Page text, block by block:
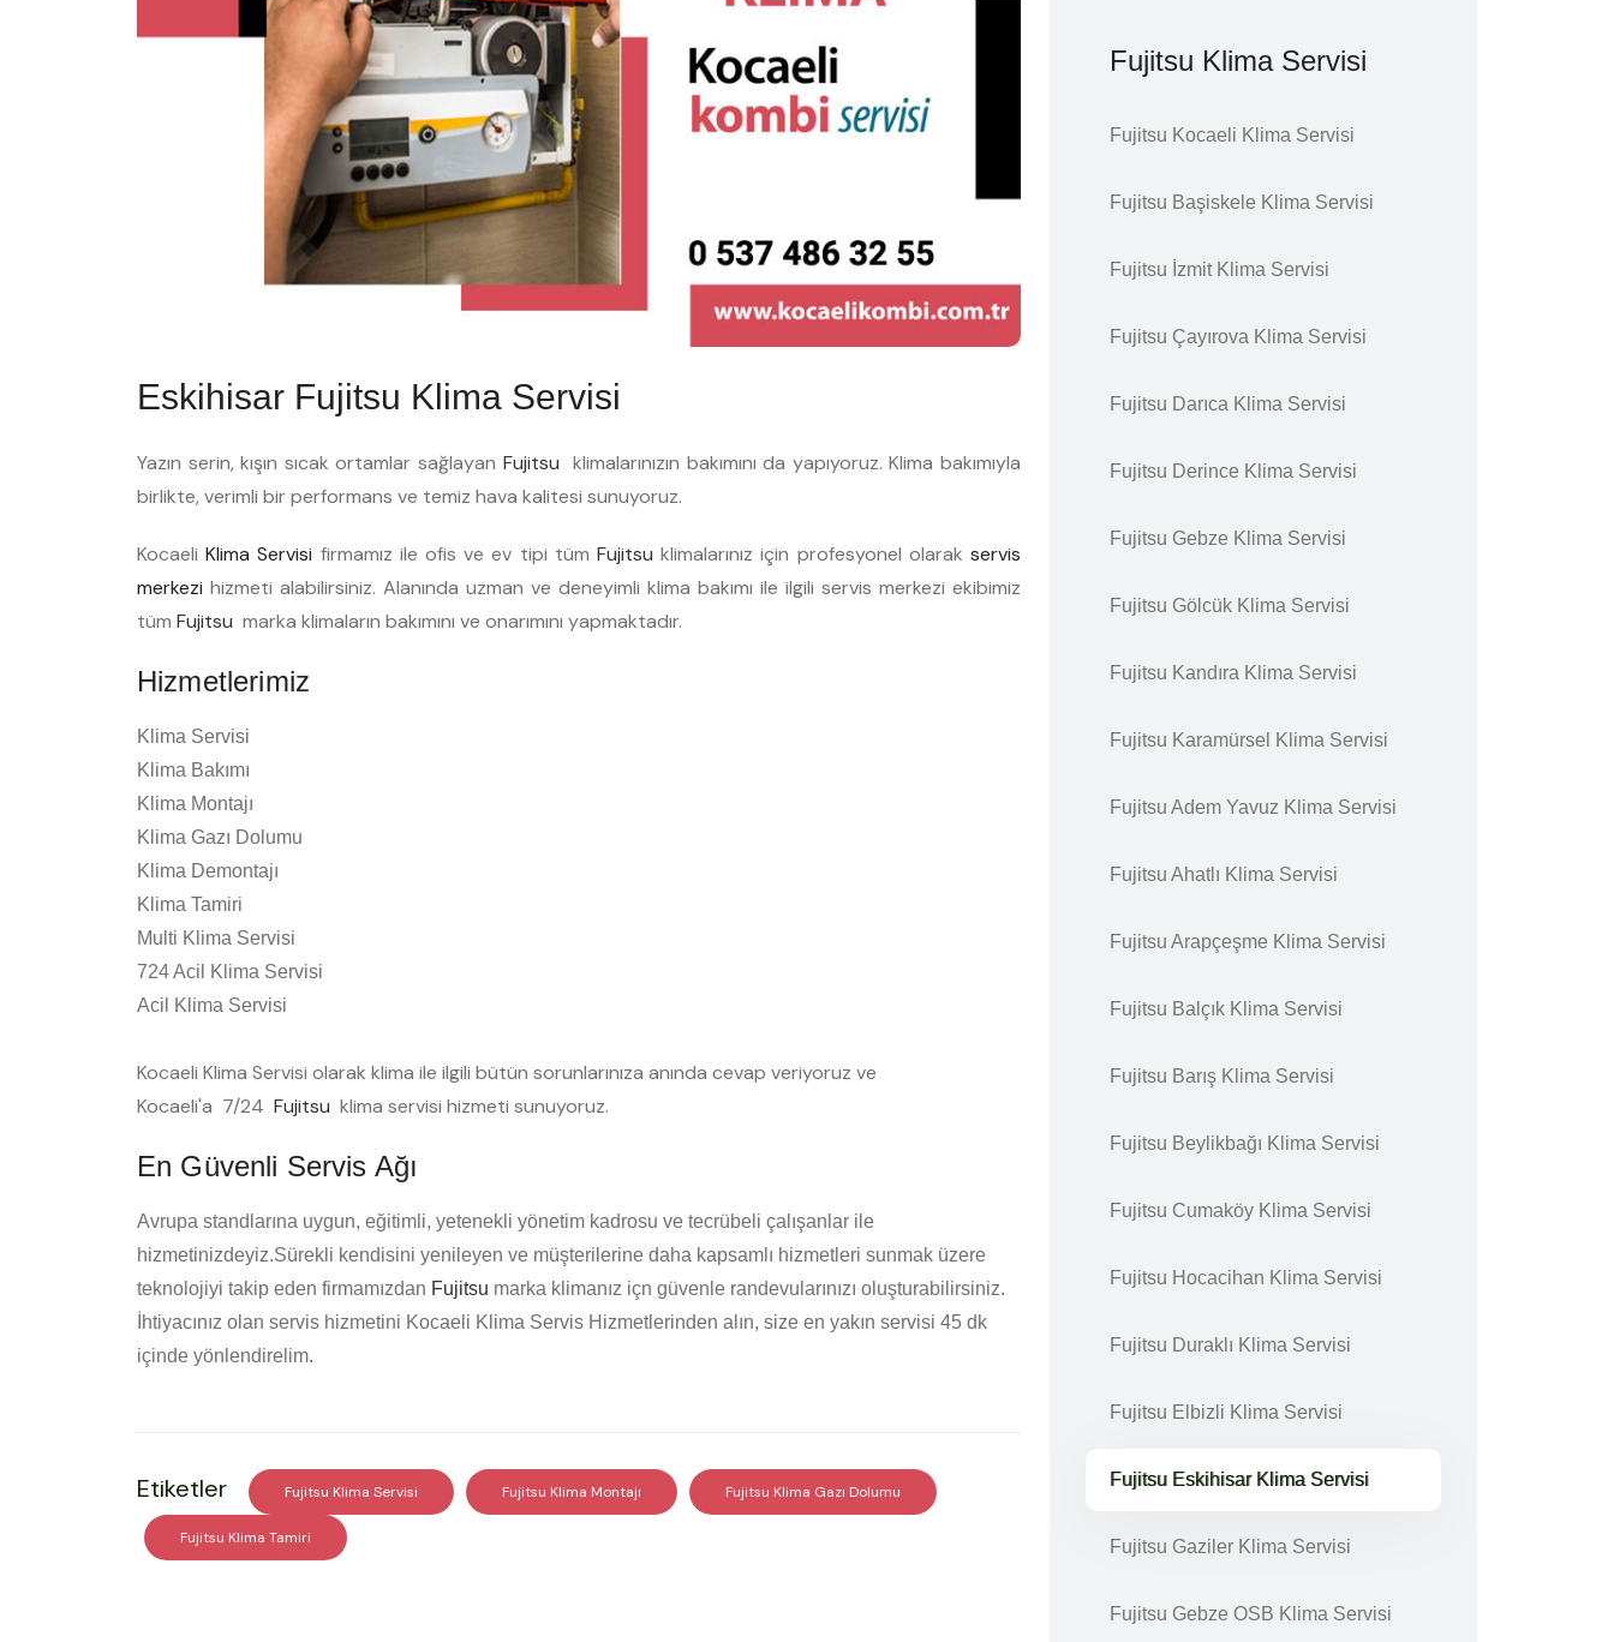
Eskihisar Fujitsu Klima Servisi
Yazın serin, kışın sıcak ortamlar sağlayan Fujitsu klimalarınızın bakımını da yapıyoruz. Klima bakımıyla
birlikte, verimli bir performans ve temiz hava kalitesi sunuyoruz.
KocaeliKlima Servisi firmamız ile ofis ve ev tipi tümFujitsuklimalarınız için profesyonel olarakservis
merkezi hizmeti alabilirsiniz. Alanında uzman ve deneyimli klima bakımı ile ilgili servis merkezi ekibimiz
tüm Fujitsu marka klimaların bakımını ve onarımını yapmaktadır.
Hizmetlerimiz
Klima Servisi
Klima Bakımı
Klima Montajı
Klima Gazı Dolumu
Klima Demontajı
Klima Tamiri
Multi Klima Servisi
724 Acil Klima Servisi
Acil Klima Servisi
Kocaeli Klima Servisi olarak klima ile ilgili bütün sorunlarınıza anında cevap veriyoruz ve
Kocaeli'a 7/24 Fujitsu klima servisi hizmeti sunuyoruz.
En Güvenli Servis Ağı
Avrupa standlarına uygun, eğitimli, yetenekli yönetim kadrosu ve tecrübeli çalışanlar ile
hizmetinizdeyiz.Sürekli kendisini yenileyen ve müşterilerine daha kapsamlı hizmetleri sunmak üzere
teknolojiyi takip eden firmamızdan Fujitsu marka klimanız içn güvenle randevularınızı oluşturabilirsiniz.
İhtiyacınız olan servis hizmetini Kocaeli Klima Servis Hizmetlerinden alın, size en yakın servisi 45 dk
içinde yönlendirelim.
Etiketler Fujitsu Klima Servisi Fujitsu Klima Montajı Fujitsu Klima Gazı Dolumu
Fujitsu Klima Tamiri
Fujitsu Klima Servisi
Fujitsu Kocaeli Klima Servisi
Fujitsu Başiskele Klima Servisi
Fujitsu İzmit Klima Servisi
Fujitsu Çayırova Klima Servisi
Fujitsu Darıca Klima Servisi
Fujitsu Derince Klima Servisi
Fujitsu Gebze Klima Servisi
Fujitsu Gölcük Klima Servisi
Fujitsu Kandıra Klima Servisi
Fujitsu Karamürsel Klima Servisi
Fujitsu Adem Yavuz Klima Servisi
Fujitsu Ahatlı Klima Servisi
Fujitsu Arapçeşme Klima Servisi
Fujitsu Balçık Klima Servisi
Fujitsu Barış Klima Servisi
Fujitsu Beylikbağı Klima Servisi
Fujitsu Cumaköy Klima Servisi
Fujitsu Hocacihan Klima Servisi
Fujitsu Duraklı Klima Servisi
Fujitsu Elbizli Klima Servisi
Fujitsu Eskihisar Klima Servisi
Fujitsu Gaziler Klima Servisi
Fujitsu Gebze OSB Klima Servisi